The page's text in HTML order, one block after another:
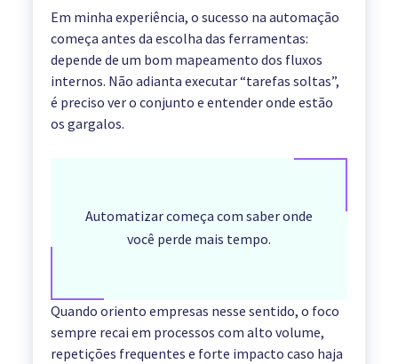
Em minha experiência, o sucesso na automação
começa antes da escolha das ferramentas:
depende de um bom mapeamento dos fluxos
internos. Não adianta executar “tarefas soltas”,
é preciso ver o conjunto e entender onde estão
os gargalos.
Automatizar começa com saber onde
você perde mais tempo.
Quando oriento empresas nesse sentido, o foco
sempre recai em processos com alto volume,
repetições frequentes e forte impacto caso haja